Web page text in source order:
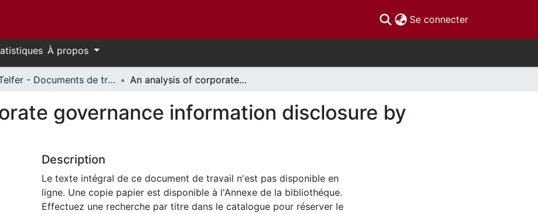
Se connecter(current)
À propos
Telfer - Documents de travail // Telfer - Working Papers An analysis of corporate governance information disclosure by Canadian banks
governance information disclosure by
Description
Le texte intégral de ce document de travail n'est pas disponible en
ligne. Une copie papier est disponible à l'Annexe de la bibliothéque.
Effectuez une recherche par titre dans le catalogue pour réserver le